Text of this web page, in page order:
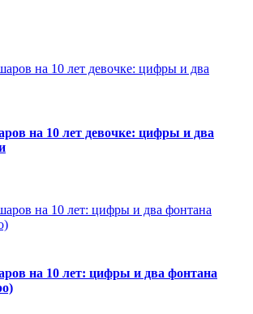
на 10 лет девочке: цифры и два
на 10 лет: цифры и два фонтана